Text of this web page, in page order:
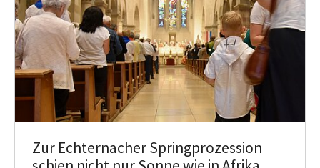
Zur Echternacher Springprozession